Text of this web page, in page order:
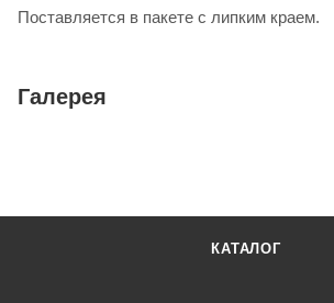
Поставляется в пакете с липким краем.
Галерея
КАТАЛОГ